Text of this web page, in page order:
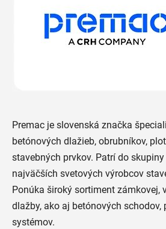
Premac je slovenská značka
betónových dlažieb, obrubníkov,
stavebných prvkov. Patrí do skupiny
najväčších svetových výrobcov
Ponúka široký sortiment zámkovej,
dlažby, ako aj betónových schodov,
systémov.